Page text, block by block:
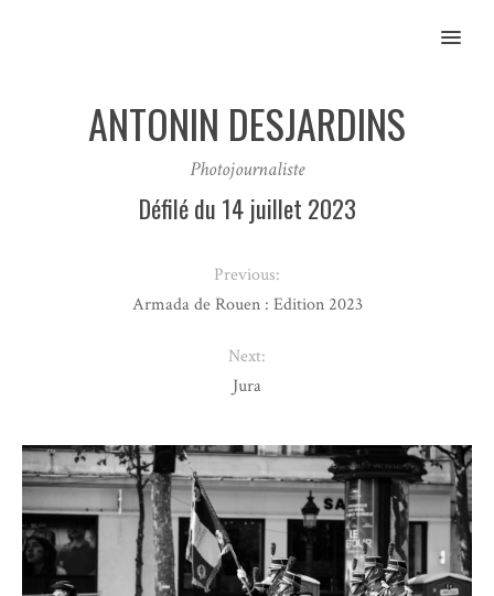
MENU
ANTONIN DESJARDINS
Photojournaliste
Défilé du 14 juillet 2023
Previous:
Armada de Rouen : Edition 2023
Next:
Jura